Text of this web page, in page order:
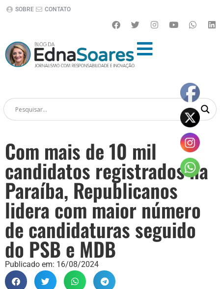
SOBRE CONTATO
Com mais de 10 mil
candidatos registrados na
Paraíba, Republicanos
lidera com maior número
de candidaturas seguido
do PSB e MDB
Publicado em: 16/08/2024